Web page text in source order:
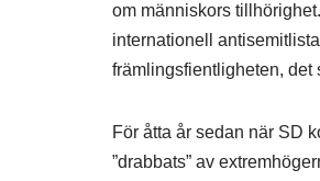
om människors
internationell
främlingsfientligheten, det
För åtta år sedan när SD
”drabbats” av